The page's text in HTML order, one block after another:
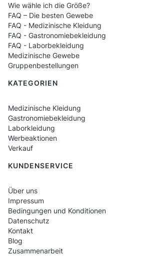
Wie wähle ich die Größe?
FAQ – Die besten Gewebe
FAQ - Medizinische Kleidung
FAQ - Gastronomiebekleidung
FAQ - Laborbekleidung
Medizinische Gewebe
Gruppenbestellungen
KATEGORIEN
Medizinische Kleidung
Gastronomiebekleidung
Laborkleidung
Werbeaktionen
Verkauf
KUNDENSERVICE
Über uns
Impressum
Bedingungen und Konditionen
Datenschutz
Kontakt
Blog
Zusammenarbeit